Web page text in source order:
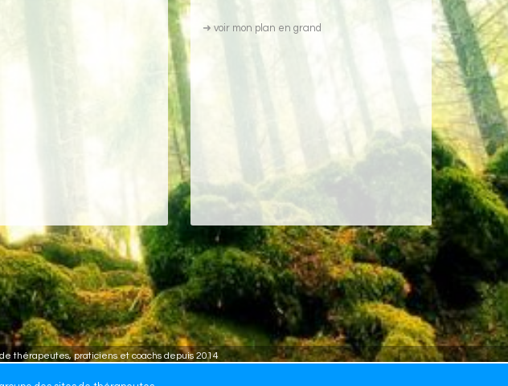
➜ voir mon plan en grand
thérapeutes, praticiens et coachs depuis 2014
vidéos, livres, agenda - www.Theraneo.com